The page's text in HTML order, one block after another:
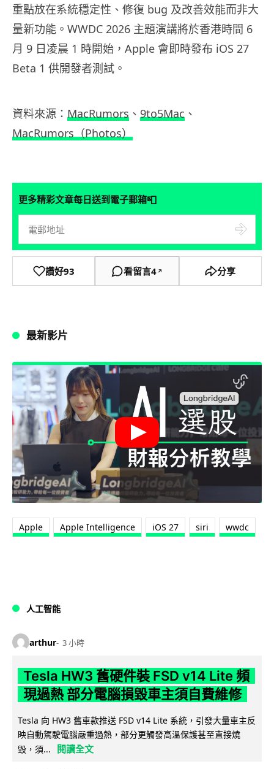
重點放在系統穩定性、修復 bug 及改善效能而非大
量新功能。WWDC 2026 主題演講將於香港時間 6
月 9 日凌晨 1 時開始，Apple 會即時發布 iOS 27
Beta 1 供開發者測試。
資料來源： MacRumors 、 9to5Mac 、
MacRumors（Photos）
更多精彩文章每日送到電子郵箱📮
讚好93 看留言4 ↗ 分享
最新影片
Apple Apple Intelligence iOS 27 siri wwdc
人工智能
arthur 3 小時
Tesla HW3 舊硬件裝 FSD v14 Lite 頻
現過熱 部分電腦損毀車主須自費維修
Tesla 向 HW3 舊車款推送 FSD v14 Lite 系統，引發大量車主反
映自動駕駛電腦嚴重過熱，部分更觸發高溫保護甚至直接燒
毀，須...
閱讀全文